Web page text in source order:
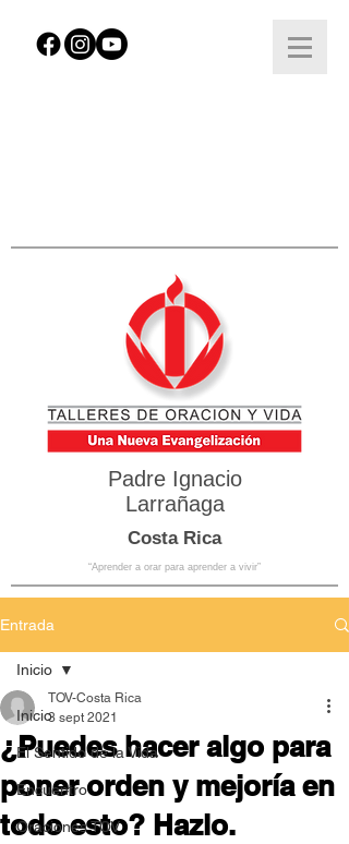
Padre Ignacio
Larrañaga
Costa Rica
“Aprender a orar para aprender a vivir”
Entrada
Inicio
El Sentido de la Vida
Encuentro
Oraciones TOV
Inicio
¿Puedes hacer algo para
poner orden y mejoría en
todo esto? Hazlo.
TOV-Costa Rica
3 sept 2021